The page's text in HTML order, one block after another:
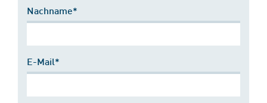
Nachname*
E-Mail*